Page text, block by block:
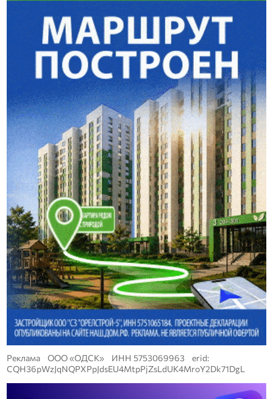
Реклама ООО «ОДСК» ИНН 5753069963 erid:
CQH36pWzJqNQPXPpJdsEU4MtpPjZsLdUK4MroY2Dk71DgL